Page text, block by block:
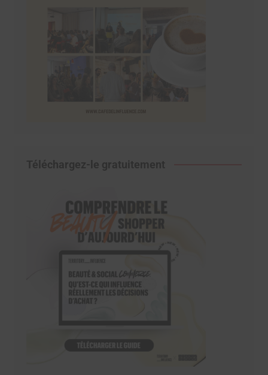
Téléchargez-le gratuitement